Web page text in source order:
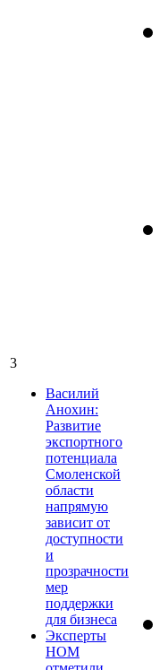
3
Василий
Анохин:
Развитие
экспортного
потенциала
Смоленской
области
напрямую
зависит от
доступности
и
прозрачности
мер
поддержки
для бизнеса
Эксперты
НОМ